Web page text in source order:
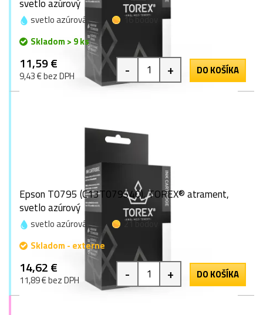
svetlo azúrový
svetlo azúrová
16 bodov
Skladom > 9 ks
11,59 €
9,43 € bez DPH - + DO KOŠÍKA
Epson T0795 (C13T079540), TOREX® atrament,
svetlo azúrový
svetlo azúrová
21 bodov
Skladom - externe
14,62 €
11,89 € bez DPH - + DO KOŠÍKA